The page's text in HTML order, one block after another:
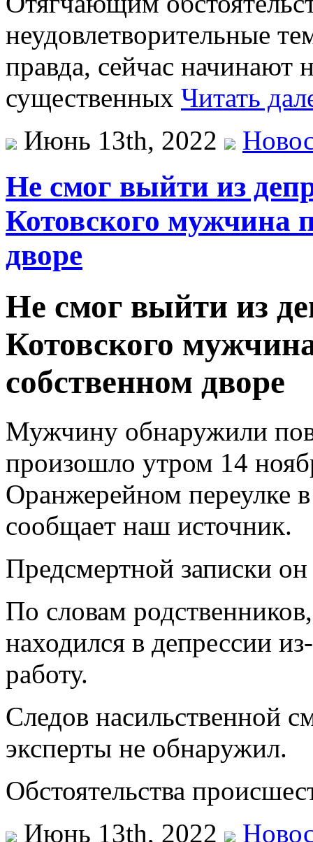
неудовлетворительные
правда, сейчас начинают
существенных Читать
Июнь 13th, 2022
Не смог выйти из
Котовского мужчина
дворе
Не смог выйти из
Котовского
собственном дворе
Мужчину обнаружили
произошло утром 14
Оранжерейном переулке
сообщает наш источник.
Предсмертной записки он
По словам
находился в депрессии
работу.
Следов насильственной
эксперты не обнаружил.
Обстоятельства
Июнь 13th, 2022